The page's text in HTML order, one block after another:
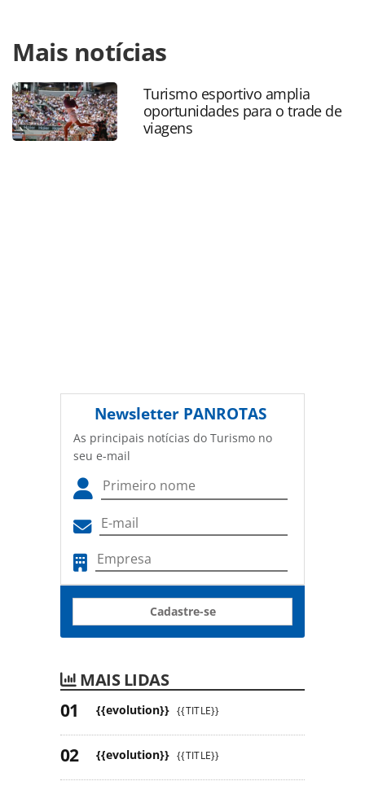
https://www.panrotas.com.br/aviacao/empresas/2023/04/
adia-entregas-do-737-max-por-problema-de-
componente_196151.html ou as ferramentas oferecidas na
página. Todo o conteúdo produzido pela PANROTAS
Editora é protegido pela legislação brasileira sobre direito
autoral. Não reproduza o conteúdo sem autorização da
Mais notícias
Turismo esportivo amplia
oportunidades para o trade de
viagens
Newsletter PANROTAS
As principais notícias do Turismo no
seu e-mail
Cadastre-se
MAIS LIDAS
{{evolution}} {{TITLE}}
{{evolution}} {{TITLE}}